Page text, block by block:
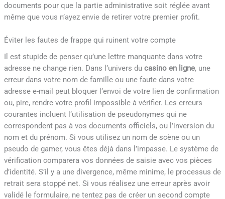
documents pour que la partie administrative soit réglée avant
même que vous n’ayez envie de retirer votre premier profit.
Éviter les fautes de frappe qui ruinent votre compte
Il est stupide de penser qu’une lettre manquante dans votre
adresse ne change rien. Dans l’univers du casino en ligne, une
erreur dans votre nom de famille ou une faute dans votre
adresse e-mail peut bloquer l’envoi de votre lien de confirmation
ou, pire, rendre votre profil impossible à vérifier. Les erreurs
courantes incluent l’utilisation de pseudonymes qui ne
correspondent pas à vos documents officiels, ou l’inversion du
nom et du prénom. Si vous utilisez un nom de scène ou un
pseudo de gamer, vous êtes déjà dans l’impasse. Le système de
vérification comparera vos données de saisie avec vos pièces
d’identité. S’il y a une divergence, même minime, le processus de
retrait sera stoppé net. Si vous réalisez une erreur après avoir
validé le formulaire, ne tentez pas de créer un second compte